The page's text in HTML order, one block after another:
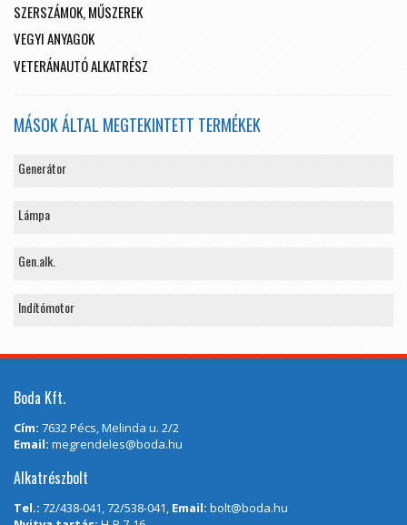
SZERSZÁMOK, MŰSZEREK
VEGYI ANYAGOK
VETERÁNAUTÓ ALKATRÉSZ
MÁSOK ÁLTAL MEGTEKINTETT TERMÉKEK
Generátor
Lámpa
Gen.alk.
Indítómotor
Boda Kft.
Cím: 7632 Pécs, Melinda u. 2/2
Email: megrendeles@boda.hu
Alkatrészbolt
Tel.: 72/438-041, 72/538-041, Email: bolt@boda.hu